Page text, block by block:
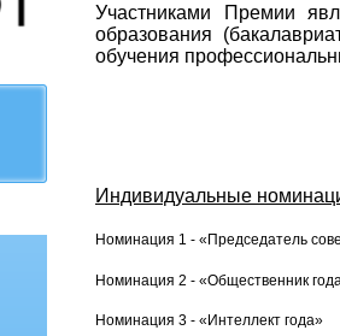
Участниками Премии
образования
обучения
Индивидуальные
Номинация 1 - «Председатель
Номинация 2 - «Общественник
Номинация 3 - «Интеллект года»